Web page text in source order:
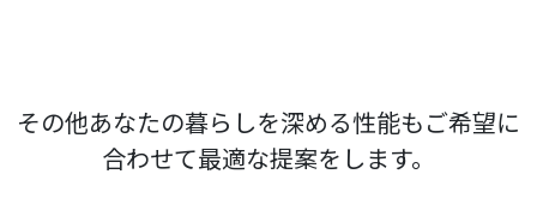
その他あなたの暮らしを深める性能もご希望に
合わせて最適な提案をします。